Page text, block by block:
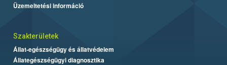
Üzemeltetési információ
Szakterületek
Állat-egészségügy és állatvédelem
Állategészségügyi diagnosztika